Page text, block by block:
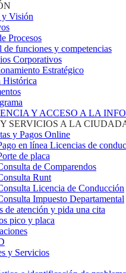
Visión
Procesos
de funciones y competencias
Corporativos
Estratégico
Histórica
Y ACCESO A LA
SERVICIOS A LA
y Pagos Online
en línea Licencias de
de placa
de Comparendos
Runt
Licencia de Conducción
Impuesto Departamental
de atención y pida una cita
pico y placa
y Servicios